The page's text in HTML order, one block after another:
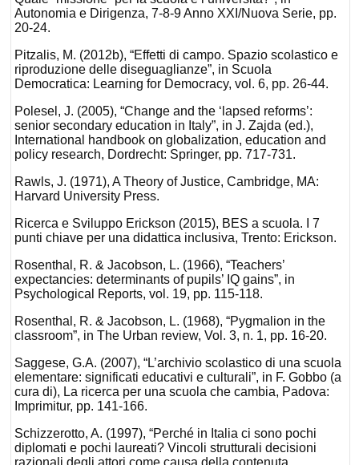
Autonomia e Dirigenza, 7-8-9 Anno XXI/Nuova Serie, pp.
20-24.
Pitzalis, M. (2012b), “Effetti di campo. Spazio scolastico e
riproduzione delle diseguaglianze”, in Scuola
Democratica: Learning for Democracy, vol. 6, pp. 26-44.
Polesel, J. (2005), “Change and the ‘lapsed reforms’:
senior secondary education in Italy”, in J. Zajda (ed.),
International handbook on globalization, education and
policy research, Dordrecht: Springer, pp. 717-731.
Rawls, J. (1971), A Theory of Justice, Cambridge, MA:
Harvard University Press.
Ricerca e Sviluppo Erickson (2015), BES a scuola. I 7
punti chiave per una didattica inclusiva, Trento: Erickson.
Rosenthal, R. & Jacobson, L. (1966), “Teachers’
expectancies: determinants of pupils’ IQ gains”, in
Psychological Reports, vol. 19, pp. 115-118.
Rosenthal, R. & Jacobson, L. (1968), “Pygmalion in the
classroom”, in The Urban review, Vol. 3, n. 1, pp. 16-20.
Saggese, G.A. (2007), “L’archivio scolastico di una scuola
elementare: significati educativi e culturali”, in F. Gobbo (a
cura di), La ricerca per una scuola che cambia, Padova:
Imprimitur, pp. 141-166.
Schizzerotto, A. (1997), “Perché in Italia ci sono pochi
diplomati e pochi laureati? Vincoli strutturali decisioni
razionali degli attori come causa della contenuta